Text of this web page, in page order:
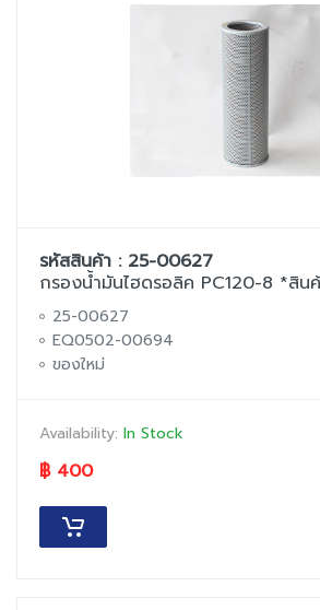
รหัสสินค้า : 25-00627
กรองน้ำมันไฮดรอลิค PC120-8 *สิน
25-00627
EQ0502-00694
ของใหม่
Availability: In Stock
฿ 400